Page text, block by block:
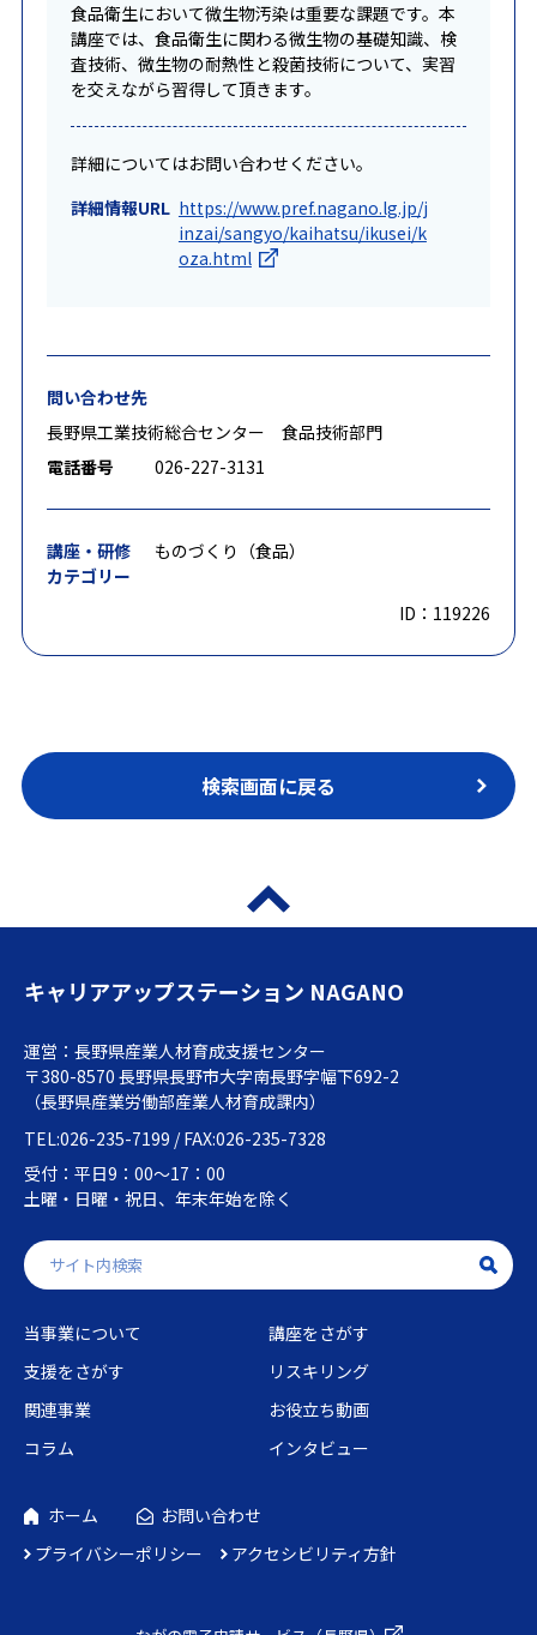
食品衛生において微生物汚染は重要な課題です。本
講座では、食品衛生に関わる微生物の基礎知識、検
査技術、微生物の耐熱性と殺菌技術について、実習
を交えながら習得して頂きます。
詳細についてはお問い合わせください。
詳細情報URL https://www.pref.nagano.lg.jp/j
inzai/sangyo/kaihatsu/ikusei/k
oza.html
問い合わせ先
長野県工業技術総合センター 食品技術部門
電話番号
026-227-3131
講座・研修
カテゴリー
ものづくり（食品）
ID：119226
検索画面に戻る
キャリアアップステーション NAGANO
運営：長野県産業人材育成支援センター
〒380-8570 長野県長野市大字南長野字幅下692-2
（長野県産業労働部産業人材育成課内）
TEL:026-235-7199 / FAX:026-235-7328
受付：平日9：00～17：00
土曜・日曜・祝日、年末年始を除く
当事業について
講座をさがす
支援をさがす
リスキリング
関連事業
お役立ち動画
コラム
インタビュー
ホーム
お問い合わせ
プライバシーポリシー
アクセシビリティ方針